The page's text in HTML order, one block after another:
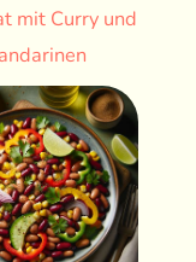
mit Curry und